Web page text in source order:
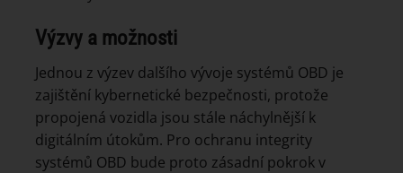
Výzvy a možnosti
Jednou z výzev dalšího vývoje systémů OBD je
zajištění kybernetické bezpečnosti, protože
propojená vozidla jsou stále náchylnější k
digitálním útokům. Pro ochranu integrity
systémů OBD bude proto zásadní pokrok v